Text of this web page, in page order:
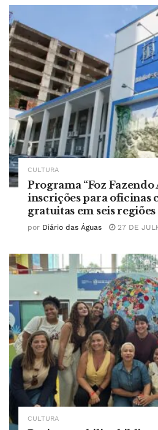
CULTURA
Programa “Foz Fazendo
inscrições para oficinas
gratuitas em seis
por Diário das Águas 27 DE
CULTURA